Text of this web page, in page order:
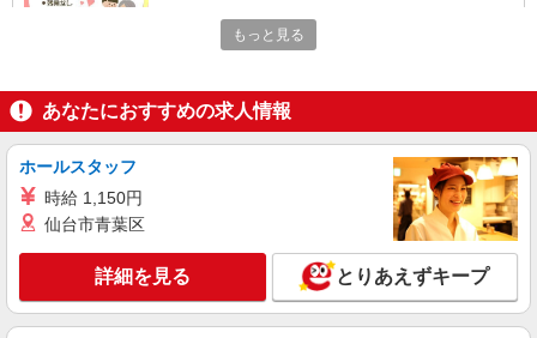
東京都小平市
派遣社員
株式会社トラストグロース 新宿本社 第3営業部
介護付き有料老人ホームでの看護師
時給：准看護師2100円/看護師2200円 ※資格や
東京都小平市
キープ 詳細を見る
もっと見る
あなたにおすすめの求人情報
ホールスタッフ
時給 1,150円
仙台市青葉区
詳細を見る とりあえずキープ